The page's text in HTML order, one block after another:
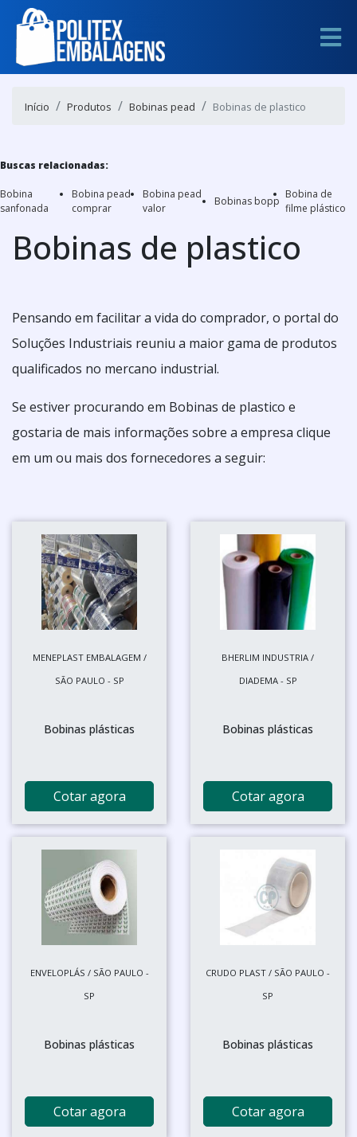
Início Produtos Bobinas pead Bobinas de plastico
Buscas relacionadas:
Bobina
sanfonada
Bobina pead
comprar
Bobina pead
valor
Bobinas bopp
Bobina de
filme plástico
Bobinas de plastico
Pensando em facilitar a vida do comprador, o portal do
Soluções Industriais reuniu a maior gama de produtos
qualificados no mercano industrial.
Se estiver procurando em Bobinas de plastico e
gostaria de mais informações sobre a empresa clique
em um ou mais dos fornecedores a seguir:
MENEPLAST EMBALAGEM /
SÃO PAULO - SP
Bobinas plásticas
Cotar agora
BHERLIM INDUSTRIA /
DIADEMA - SP
Bobinas plásticas
Cotar agora
ENVELOPLÁS / SÃO PAULO -
SP
Bobinas plásticas
Cotar agora
CRUDO PLAST / SÃO PAULO -
SP
Bobinas plásticas
Cotar agora